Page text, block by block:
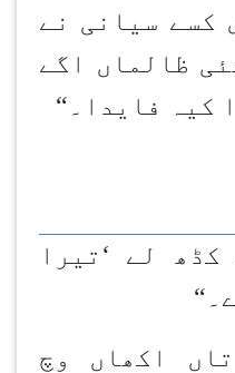
کسے سیانی نے
ظالماں اگے
کیہ فایدا۔“
کڈھ لے ‘ تیرا
“
اکھاں وچ